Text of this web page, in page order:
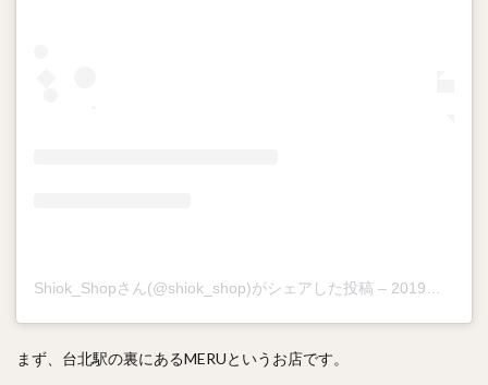
Shiok_Shopさん(@shiok_shop)がシェアした投稿 – 2019年 2月月2日午前12時55分PST
まず、台北駅の裏にあるMERUというお店です。